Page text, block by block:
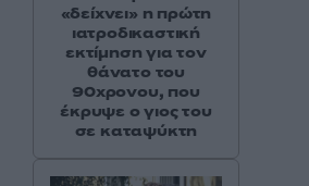
«δείχνει» η πρώτη
ιατροδικαστική
εκτίμηση για τον
θάνατο του
90χρονου, που
έκρυψε ο γιος του
σε καταψύκτη